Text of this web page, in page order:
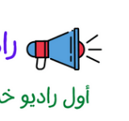
المحتوى